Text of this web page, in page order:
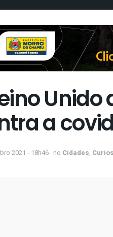
Unido
a
2021 - 18h46 no Cidades,